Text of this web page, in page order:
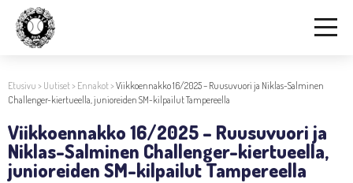
Etusivu > Uutiset> Ennakot>Viikkoennakko 16/2025 – Ruusuvuori ja Niklas-Salminen
Challenger-kiertueella, junioreiden SM-kilpailut Tampereella
Viikkoennakko 16/2025 – Ruusuvuori ja
Niklas-Salminen Challenger-kiertueella,
junioreiden SM-kilpailut Tampereella